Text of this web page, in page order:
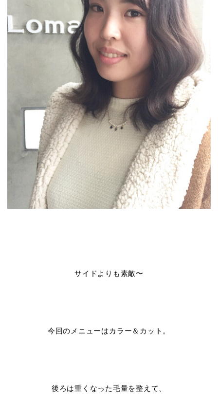
サイドよりも素敵〜
今回のメニューはカラー＆カット。
後ろは重くなった毛量を整えて、